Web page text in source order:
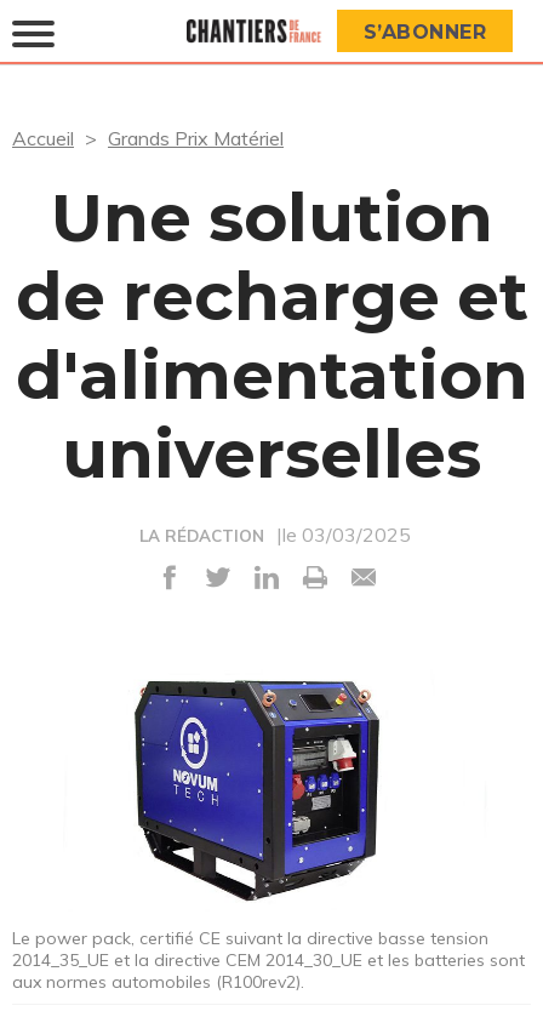
S’ABONNER
Accueil Grands Prix Matériel
Une solution
de recharge et
d'alimentation
universelles
LA RÉDACTION |le 03/03/2025
Le power pack, certifié CE suivant la directive basse tension
2014_35_UE et la directive CEM 2014_30_UE et les batteries sont
aux normes automobiles (R100rev2).